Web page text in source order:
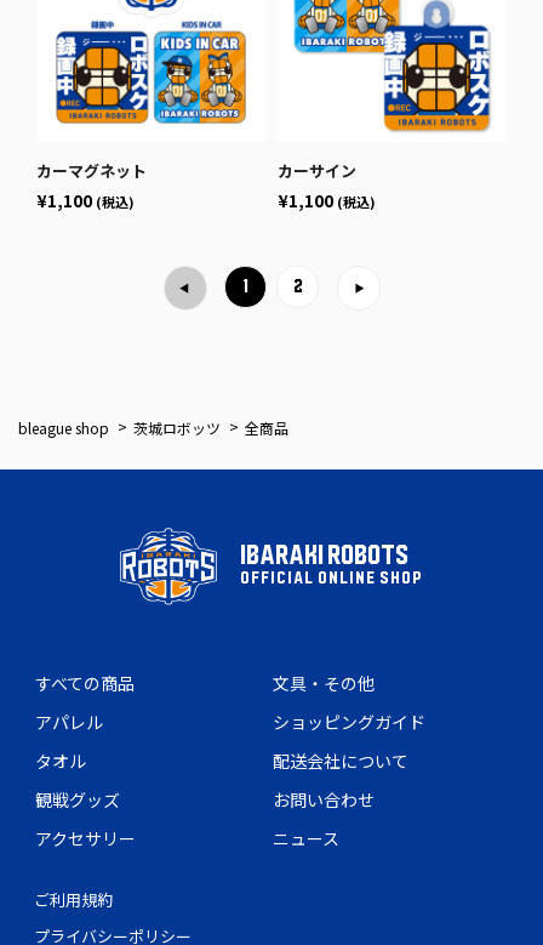
カーマグネット
¥1,100 (税込)
カーサイン
¥1,100 (税込)
1 2
bleague shop 茨城ロボッツ 全商品
IBARAKI ROBOTS
OFFICIAL ONLINE SHOP
すべての商品
アパレル
タオル
観戦グッズ
アクセサリー
文具・その他
ショッピングガイド
配送会社について
お問い合わせ
ニュース
ご利用規約
プライバシーポリシー